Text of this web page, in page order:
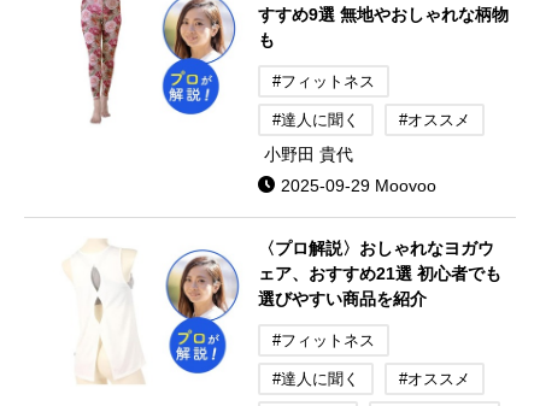
すすめ9選 無地やおしゃれな柄物
も
#フィットネス
#達人に聞く #オススメ
小野田 貴代
2025-09-29 Moovoo
〈プロ解説〉おしゃれなヨガウ
ェア、おすすめ21選 初心者でも
選びやすい商品を紹介
#フィットネス
#達人に聞く #オススメ